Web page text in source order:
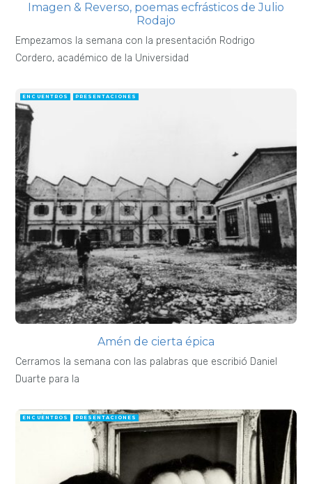
Imagen & Reverso, poemas ecfrásticos de Julio
Rodajo
Empezamos la semana con la presentación Rodrigo
Cordero, académico de la Universidad
ENCUENTROS PRESENTACIONES
Amén de cierta épica
Cerramos la semana con las palabras que escribió Daniel
Duarte para la
ENCUENTROS PRESENTACIONES